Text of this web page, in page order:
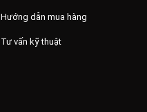
Hướng dẫn mua hàng
Tư vấn kỹ thuật